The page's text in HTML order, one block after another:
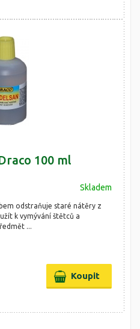
100 ml
Skladem
odstraňuje staré nátěry z
k vymývání štětců a
...